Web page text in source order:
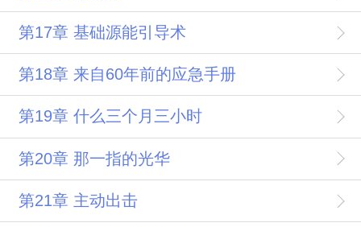
第17章 基础源能引导术
第18章 来自60年前的应急手册
第19章 什么三个月三小时
第20章 那一指的光华
第21章 主动出击